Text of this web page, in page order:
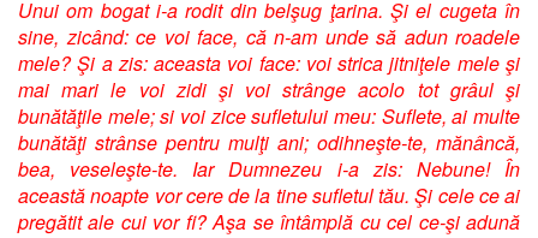
Unui om bogat i-a rodit din belşug ţarina. Şi el cugeta în
sine, zicând: ce voi face, că n-am unde să adun roadele
mele? Şi a zis: aceasta voi face: voi strica jitniţele mele şi
mai mari le voi zidi şi voi strânge acolo tot grâul şi
bunătăţile mele; si voi zice sufletului meu: Suflete, ai multe
bunătăţi strânse pentru mulţi ani; odihneşte-te, mănâncă,
bea, veseleşte-te. Iar Dumnezeu i-a zis: Nebune! În
această noapte vor cere de la tine sufletul tău. Şi cele ce ai
pregătit ale cui vor fi? Aşa se întâmplă cu cel ce-şi adună